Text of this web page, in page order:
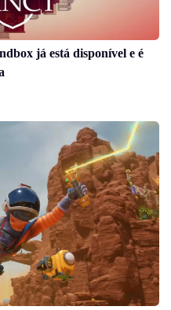
já está disponível e é